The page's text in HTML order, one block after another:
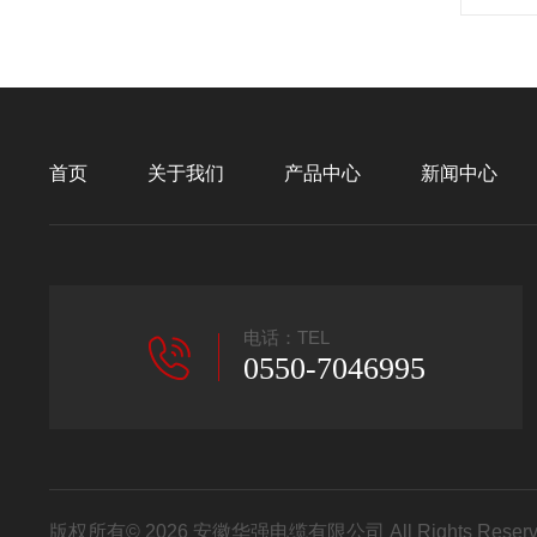
首页 关于我们 产品中心 新闻中心
电话：TEL
0550-7046995
版权所有© 2026 安徽华强电缆有限公司 All Rights